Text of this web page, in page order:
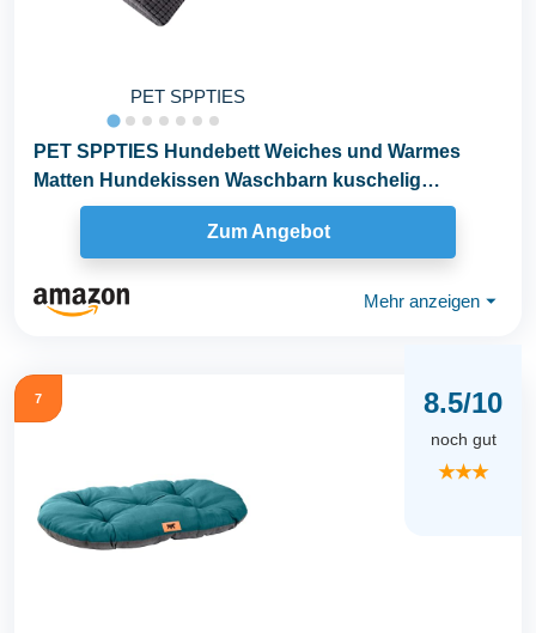
PET SPPTIES
PET SPPTIES Hundebett Weiches und Warmes
Matten Hundekissen Waschbarn kuschelig
Umkehrbar Haustier...
Zum Angebot
Mehr anzeigen ⏷
7 8.5/10
noch gut
★★★